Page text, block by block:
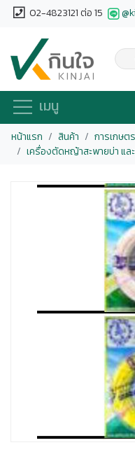
02-4823121 ต่อ 15
เมนู
หน้าแรก สินค้า
การเกษต
เครื่องตัดหญ้าสะพายบ่า แ